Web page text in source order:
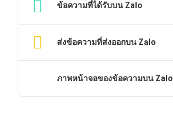
ข้อความที่ได้รับบน Zalo
ส่งข้อความที่ส่งออกบน Zalo
ภาพหน้าจอของข้อความบน Zalo